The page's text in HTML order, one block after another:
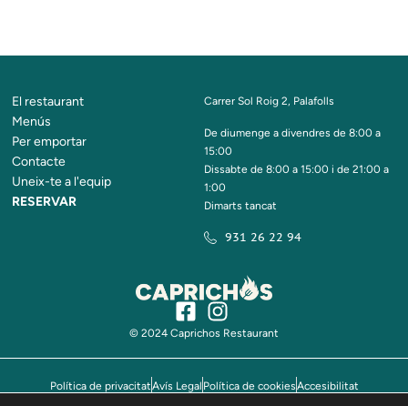
El restaurant
Menús
Per emportar
Contacte
Uneix-te a l'equip
RESERVAR
Carrer Sol Roig 2, Palafolls
De diumenge a divendres de 8:00 a
15:00
Dissabte de 8:00 a 15:00 i de 21:00 a
1:00
Dimarts tancat
931 26 22 94
© 2024 Caprichos Restaurant
Política de privacitatAvís Legal Política de cookiesAccesibilitat